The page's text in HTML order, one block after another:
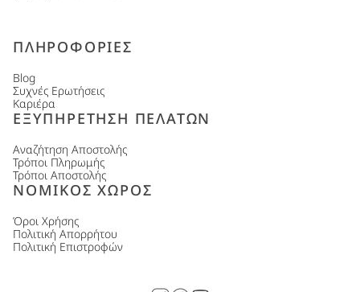
ΠΛΗΡΟΦΟΡΙΕΣ
Blog
Συχνές Ερωτήσεις
Καριέρα
ΕΞΥΠΗΡΕΤΗΣΗ ΠΕΛΑΤΩΝ
Αναζήτηση Αποστολής
Τρόποι Πληρωμής
Τρόποι Αποστολής
ΝΟΜΙΚΟΣ ΧΩΡΟΣ
Όροι Χρήσης
Πολιτική Απορρήτου
Πολιτική Επιστροφών